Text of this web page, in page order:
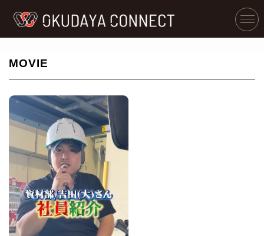
MOVIE